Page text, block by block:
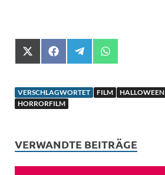
X
(
i
t
t
)
F
a
b
o
o
e
g
W
h
s
VERSCHLAGWORTET FILM HALLOWEEN
HORRORFILM
VERWANDTE BEITRÄGE